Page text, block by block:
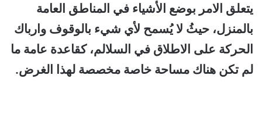
يتعلق الامر بوضع الأشياء في المناطق العامة
بالمنزل، حيثُ لا يُسمح لأي شيء بالوقوف وارباك
الحركة على الاطلاق في السلالم، كقاعدة عامة ما
لم تكن هناك مساحة خاصة مخصصة لهذا الغرض.